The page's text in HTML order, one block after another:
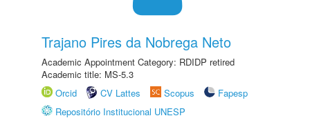
Trajano Pires da Nobrega Neto
Academic Appointment Category: RDIDP retired
Academic title: MS-5.3
Orcid
CV Lattes Scopus
Fapesp
Repositório Institucional UNESP